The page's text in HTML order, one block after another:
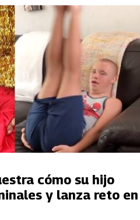
cómo su hijo
y lanza reto en